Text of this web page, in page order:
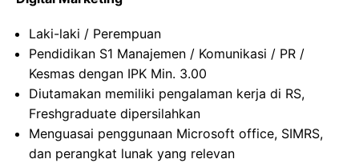
Laki-laki / Perempuan
Pendidikan S1 Manajemen / Komunikasi / PR /
Kesmas dengan IPK Min. 3.00
Diutamakan memiliki pengalaman kerja di RS,
Freshgraduate dipersilahkan
Menguasai penggunaan Microsoft office, SIMRS,
dan perangkat lunak yang relevan